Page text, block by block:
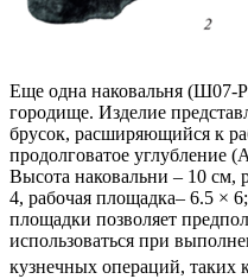
Еще одна наковальня (Ш07-
городище. Изделие
брусок, расширяющийся к
продолговатое углубление
Высота наковальни – 10 см,
4, рабочая площадка– 6.5 ×
площадки позволяет
использоваться при
кузнечных операций, таких